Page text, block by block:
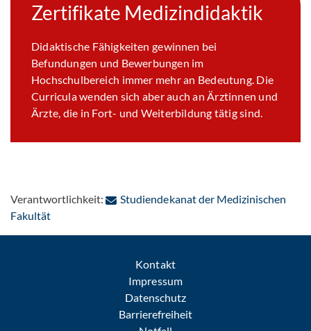
Zertifikate Medizindidaktik
Didaktische Fähigkeiten gewinnen bei
Befundungen und Bewerbungen im
Hochschulbereich immer mehr an Bedeutung. Die
Curricula wenden sich aber auch an Ärztinnen und
Ärzte, die in Fort- und Weiterbildung tätig sind.
Verantwortlichkeit:
Studiendekanat der Medizinischen
Fakultät: Per E-Mail kontaktieren
Kontakt
Impressum
Datenschutz
Barrierefreiheit